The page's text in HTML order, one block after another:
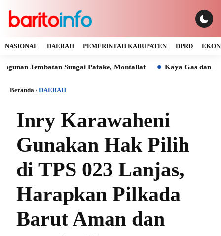
NASIONAL DAERAH PEMERINTAH KABUPATEN DPRD
Sungai Patake, Montallat Kaya Gas dan Batu Bara
Beranda / DAERAH
Inry Karawaheni
Gunakan Hak Pilih
di TPS 023 Lanjas,
Harapkan Pilkada
Barut Aman dan